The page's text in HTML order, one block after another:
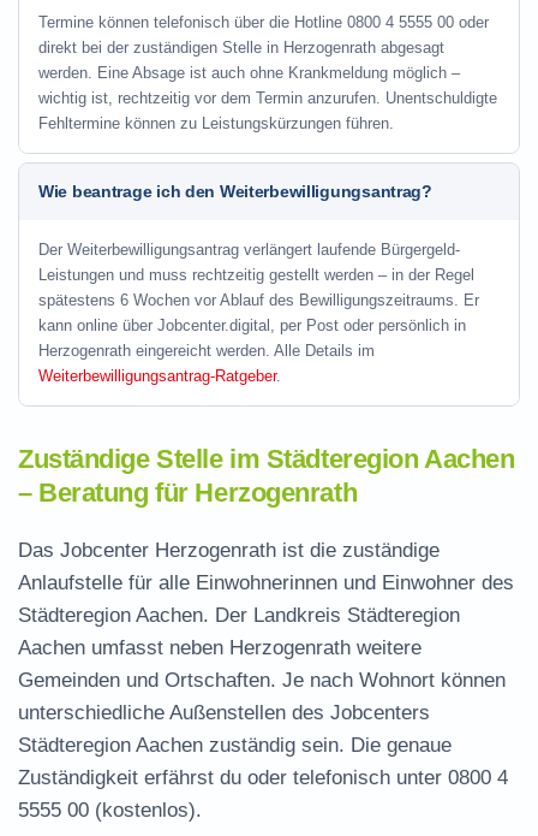
Termine können telefonisch über die Hotline 0800 4 5555 00 oder
direkt bei der zuständigen Stelle in Herzogenrath abgesagt
werden. Eine Absage ist auch ohne Krankmeldung möglich –
wichtig ist, rechtzeitig vor dem Termin anzurufen. Unentschuldigte
Fehltermine können zu Leistungskürzungen führen.
Wie beantrage ich den Weiterbewilligungsantrag?
Der Weiterbewilligungsantrag verlängert laufende Bürgergeld-
Leistungen und muss rechtzeitig gestellt werden – in der Regel
spätestens 6 Wochen vor Ablauf des Bewilligungszeitraums. Er
kann online über Jobcenter.digital, per Post oder persönlich in
Herzogenrath eingereicht werden. Alle Details im
Weiterbewilligungsantrag-Ratgeber.
Zuständige Stelle im Städteregion Aachen
– Beratung für Herzogenrath
Das Jobcenter Herzogenrath ist die zuständige
Anlaufstelle für alle Einwohnerinnen und Einwohner des
Städteregion Aachen. Der Landkreis Städteregion
Aachen umfasst neben Herzogenrath weitere
Gemeinden und Ortschaften. Je nach Wohnort können
unterschiedliche Außenstellen des Jobcenters
Städteregion Aachen zuständig sein. Die genaue
Zuständigkeit erfährst du oder telefonisch unter 0800 4
5555 00 (kostenlos).